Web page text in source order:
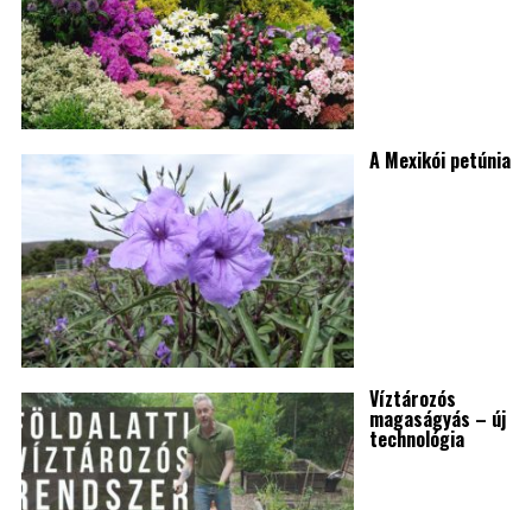
A Mexikói petúnia
Víztározós
magaságyás – új
technológia